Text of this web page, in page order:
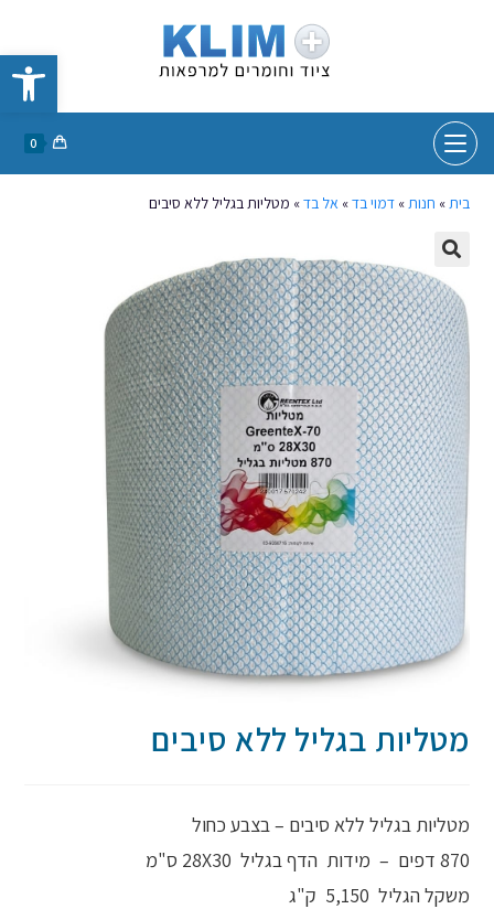
פתח סרגל נגישות
0
בית» חנות»דמוי בד» אל בד» מטליות בגליל ללא סיבים
מטליות בגליל ללא סיבים
מטליות בגליל ללא סיבים – בצבע כחול
870 דפים – מידות הדף בגליל 28X30 ס"מ
משקל הגליל 5,150 ק"ג